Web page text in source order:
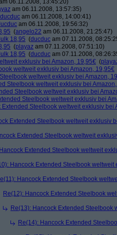
06.11.2008, 13:45:20)
am 06.11.2008, 13:57:35)
ducduc am 06.11.2008, 14:00:41)
am 06.11.2008, 19:56:32)
(angelo22 am 06.11.2008, 21:25:47)
18,95 (ducduc am 07.11.2008,
(playaz am 07.11.2008, 07:51:10)
18,95 (ducduc am 07.11.2008,
exklusiv bei Amazon, 19,95€ (
weltweit exklusiv bei Amazon, 19,95€
weltweit exklusiv bei Amazon,
Steelbook weltweit exklusiv bei
Steelbook weltweit exklusiv bei
Steelbook weltweit exklusiv bei
Extended Steelbook weltweit exklusiv bei
Extended Steelbook weltweit exklusiv
Extended Steelbook weltweit
Extended Steelbook weltweit
Hancock Extended Steelbook weltweit
Hancock Extended Steelbook
Re(12): Hancock Extended Steelbook
Re(13): Hancock Extended Steelbook
Re(14): Hancock Extended